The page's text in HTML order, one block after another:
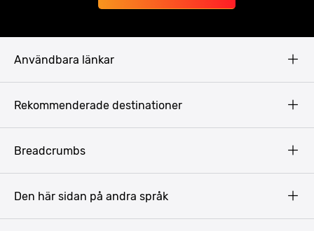
Användbara länkar
Rekommenderade destinationer
Breadcrumbs
Den här sidan på andra språk